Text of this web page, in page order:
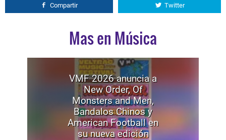
Compartir Twitter
Mas en Música
VMF 2026 anuncia a
New Order, Of
Monsters and Men,
Bandalos Chinos y
American Football en
su nueva edición